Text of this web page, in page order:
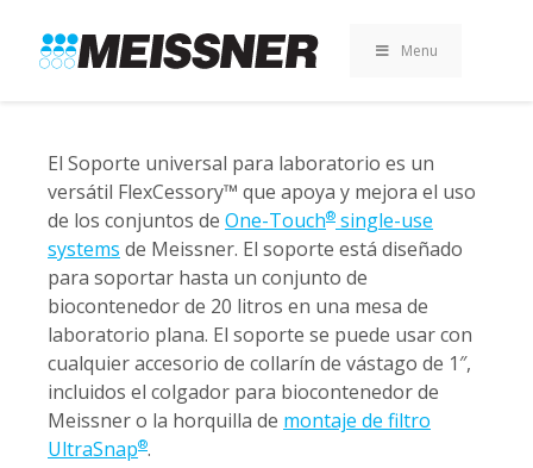
search
footer
contenido
Menu
El Soporte universal para laboratorio es un
versátil FlexCessory™ que apoya y mejora el uso
de los conjuntos de One-Touch® single-use
systems de Meissner. El soporte está diseñado
para soportar hasta un conjunto de
biocontenedor de 20 litros en una mesa de
laboratorio plana. El soporte se puede usar con
cualquier accesorio de collarín de vástago de 1″,
incluidos el colgador para biocontenedor de
Meissner o la horquilla de montaje de filtro
UltraSnap®.